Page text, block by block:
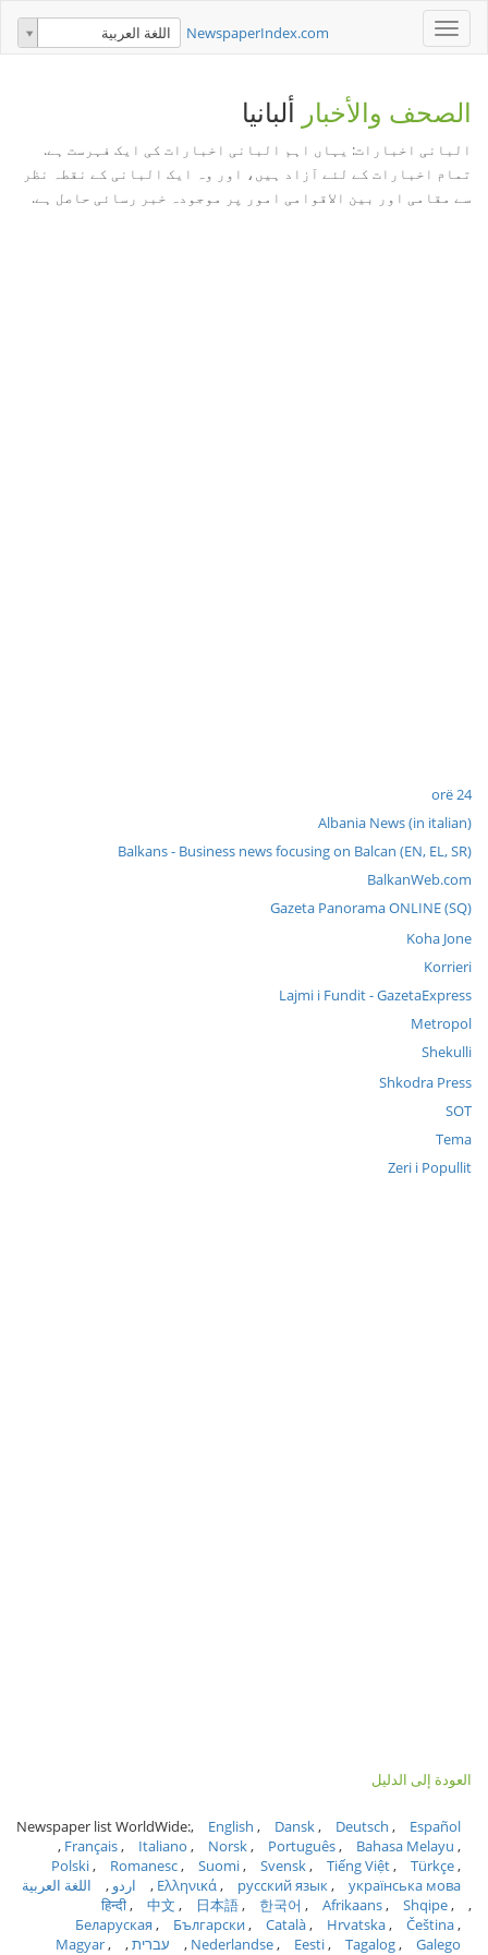
Toggle
navigation
NewspaperIndex.com اللغة العربية
الصحف والأخبار ألبانيا
البانی اخبارات: یہاں اہم البانی اخبارات کی ایک فہرست ہے.
تمام اخبارات کے لئے آزاد ہیں، اور وہ ایک البانی کے نقطہ نظر
سے مقامی اور بین الاقوامی امور پر موجودہ خبر رسائی حاصل ہے.
24 orë
Albania News (in italian)
Balkans - Business news focusing on Balcan (EN, EL, SR)
BalkanWeb.com
Gazeta Panorama ONLINE (SQ)
Koha Jone
Korrieri
Lajmi i Fundit - GazetaExpress
Metropol
Shekulli
Shkodra Press
SOT
Tema
Zeri i Popullit
العودة إلى الدليل
Newspaper list WorldWide: English Dansk Deutsch
Español
Français
Italiano Norsk Português
Bahasa Melayu
Polski
Romanesc Suomi Svensk Tiếng Việt
Türkçe
Ελληνικά
русский язык українська мова اردو
اللغة العربية
हिन्दी
中文 日本語 한국어 Afrikaans
Shqipe
Беларуская
Български Català Hrvatska
Čeština
Nederlandse
Eesti Tagalog Galego עברית
Magyar